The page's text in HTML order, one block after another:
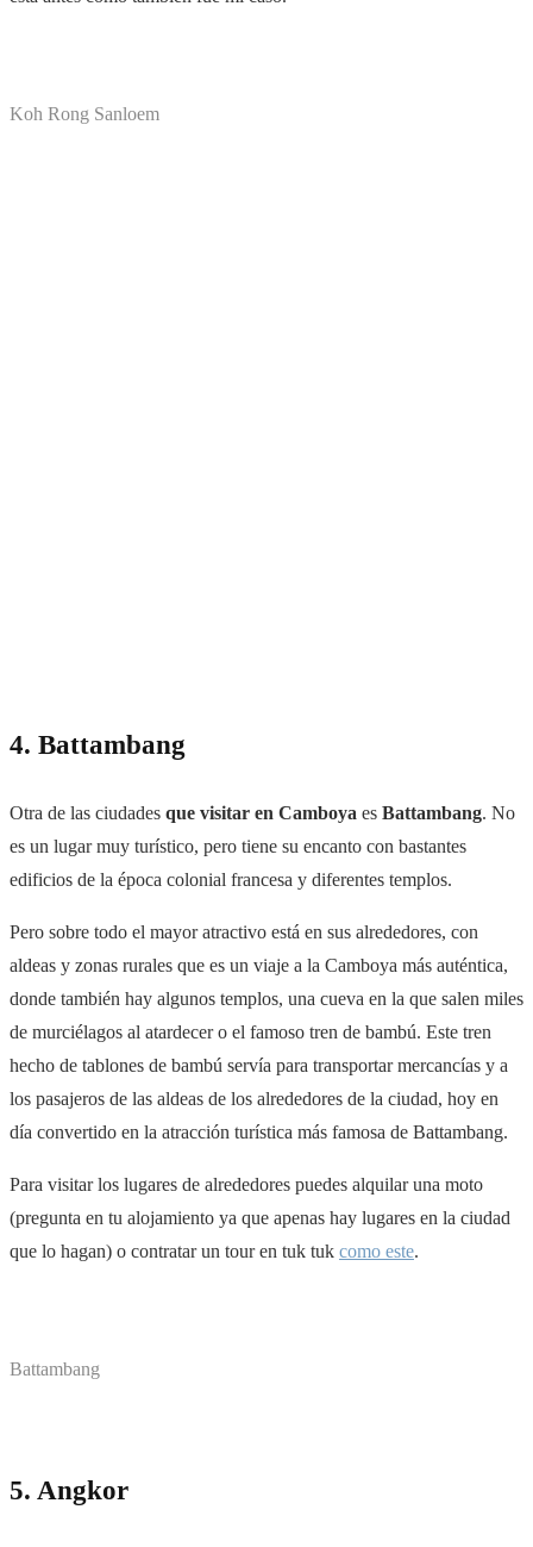
Koh Rong Sanloem
4. Battambang
Otra de las ciudades que visitar en Camboya es Battambang. No
es un lugar muy turístico, pero tiene su encanto con bastantes
edificios de la época colonial francesa y diferentes templos.
Pero sobre todo el mayor atractivo está en sus alrededores, con
aldeas y zonas rurales que es un viaje a la Camboya más auténtica,
donde también hay algunos templos, una cueva en la que salen miles
de murciélagos al atardecer o el famoso tren de bambú. Este tren
hecho de tablones de bambú servía para transportar mercancías y a
los pasajeros de las aldeas de los alrededores de la ciudad, hoy en
día convertido en la atracción turística más famosa de Battambang.
Para visitar los lugares de alrededores puedes alquilar una moto
(pregunta en tu alojamiento ya que apenas hay lugares en la ciudad
que lo hagan) o contratar un tour en tuk tuk como este.
Battambang
5. Angkor